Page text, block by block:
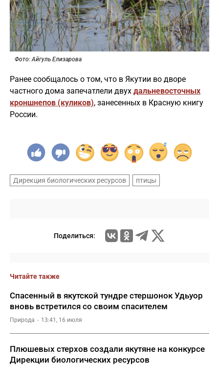
Фото: Айгуль Елизарова
Ранее сообщалось о том, что в Якутии во дворе
частного дома запечатлели двух дальневосточных
кроншнепов (куликов), занесенных в Красную книгу
России.
Дирекция биологических ресурсов птицы
Поделиться:
Читайте также
Спасенный в якутской тундре стершонок Удьуор
вновь встретился со своим спасителем
Природа 13:41, 16 июля
Плюшевых стерхов создали якутяне на конкурсе
Дирекции биологических ресурсов